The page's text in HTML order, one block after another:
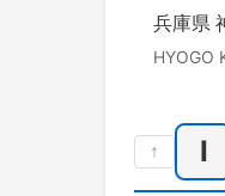
兵庫県
HYOGO
↑ I